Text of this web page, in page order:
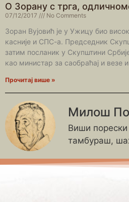
О Зорану с трга,
07/12/2017 No Comments
Зоран Вујовић је у Ужицу био
касније и СПС-а. Председник
затим посланик у Скупштини
као министар за саобраћај и везе
Прочитај више »
Милош
Виши порески
тамбураш,